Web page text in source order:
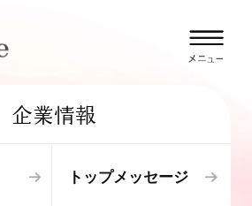
企業情報
トップメッセージ